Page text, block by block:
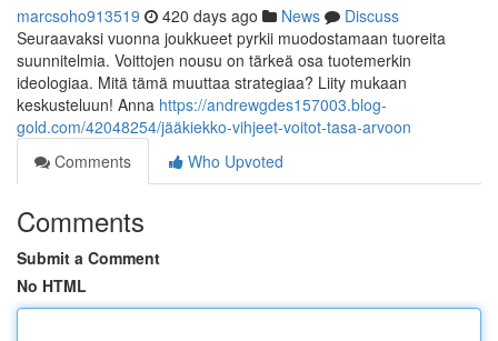
marcsoho913519 420 days ago News
Discuss
Seuraavaksi vuonna joukkueet pyrkii muodostamaan tuoreita
suunnitelmia. Voittojen nousu on tärkeä osa tuotemerkin
ideologiaa. Mitä tämä muuttaa strategiaa? Liity mukaan
keskusteluun! Anna https://andrewgdes157003.blog-
gold.com/42048254/jääkiekko-vihjeet-voitot-tasa-arvoon
Comments
Who Upvoted
Comments
Submit a Comment
No HTML